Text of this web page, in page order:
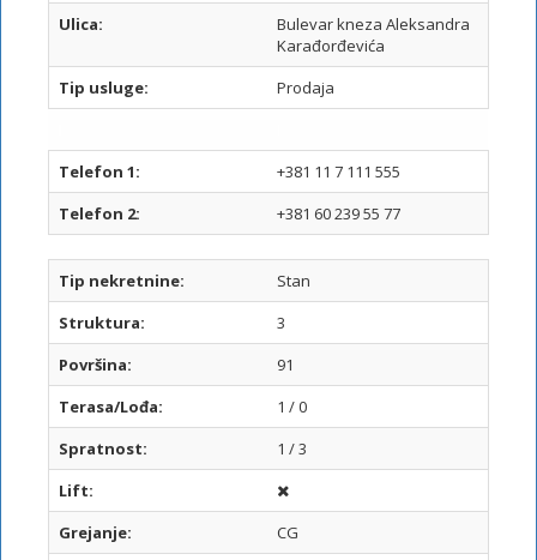
Ulica:
Bulevar kneza Aleksandra
Karađorđevića
Tip usluge:
Prodaja
Telefon 1:
+381 11 7 111 555
Telefon 2:
+381 60 239 55 77
Tip nekretnine:
Stan
Struktura:
3
Površina:
91
Terasa/Lođa:
1 / 0
Spratnost:
1 / 3
Lift:
Grejanje:
CG